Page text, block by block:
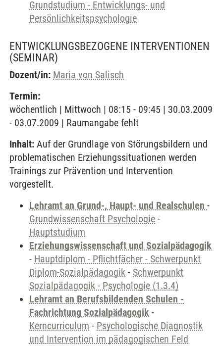
Grundstudium - Entwicklungs- und
Persönlichkeitspsychologie
ENTWICKLUNGSBEZOGENE INTERVENTIONEN
(SEMINAR)
Dozent/in: Maria von Salisch
Termin:
wöchentlich | Mittwoch | 08:15 - 09:45 | 30.03.2009
- 03.07.2009 | Raumangabe fehlt
Inhalt: Auf der Grundlage von Störungsbildern und
problematischen Erziehungssituationen werden
Trainings zur Prävention und Intervention
vorgestellt.
Lehramt an Grund-, Haupt- und Realschulen -
Grundwissenschaft Psychologie -
Hauptstudium
Erziehungswissenschaft und Sozialpädagogik
- Hauptdiplom - Pflichtfächer - Schwerpunkt
Diplom-Sozialpädagogik - Schwerpunkt
Sozialpädagogik - Psychologie (1.3.4)
Lehramt an Berufsbildenden Schulen -
Fachrichtung Sozialpädagogik -
Kerncurriculum - Psychologische Diagnostik
und Intervention im pädagogischen Feld